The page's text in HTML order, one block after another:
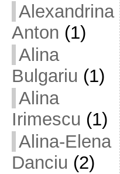
Alexandrina
Anton (1)
Alina
Bulgariu (1)
Alina
Irimescu (1)
Alina-Elena
Danciu (2)